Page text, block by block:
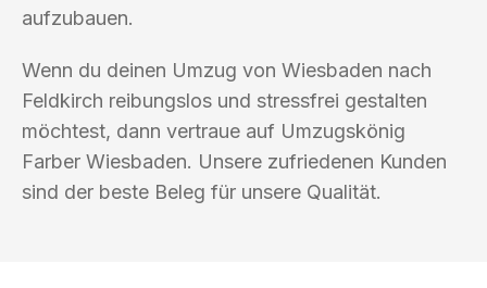
aufzubauen.
Wenn du deinen Umzug von Wiesbaden nach
Feldkirch reibungslos und stressfrei gestalten
möchtest, dann vertraue auf Umzugskönig
Farber Wiesbaden. Unsere zufriedenen Kunden
sind der beste Beleg für unsere Qualität.